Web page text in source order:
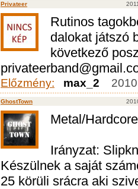
Privateer
Rutinos
dalokat játszó
következő
Előzmény: max_2
GhostTown
Metal/
Irányzat:
Készülnek a saját
25 körüli srácra aki